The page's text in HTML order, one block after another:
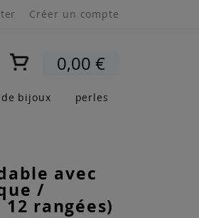
Créer un compte
Mon panier0,00 €
bijoux perles
avec
/
rangées)